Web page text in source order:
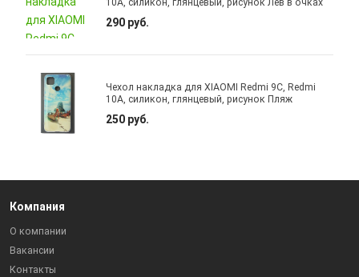
10A, силикон, глянцевый, рисунок Лев в очках
290 руб.
Чехол накладка для XIAOMI Redmi 9C, Redmi
10A, силикон, глянцевый, рисунок Пляж
250 руб.
Компания
О компании
Вакансии
Контакты